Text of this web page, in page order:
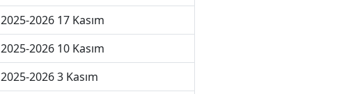
2025-2026 17 Kasım
2025-2026 10 Kasım
2025-2026 3 Kasım